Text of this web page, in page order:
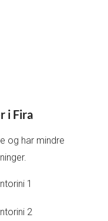
i Fira
og har mindre